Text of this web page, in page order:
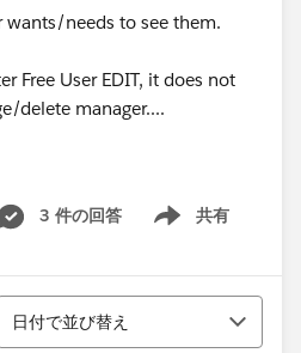
wants/needs to see them.
Free User EDIT, it does not
delete manager....
3 件の回答 共有
Show menu
び替え
日付で並び替え